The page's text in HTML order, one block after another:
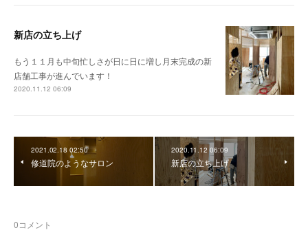
新店の立ち上げ
もう１１月も中旬忙しさが日に日に増し月末完成の新
店舗工事が進んでいます！
2020.11.12 06:09
2021.02.18 02:50
修道院のようなサロン
2020.11.12 06:09
新店の立ち上げ
0コメント